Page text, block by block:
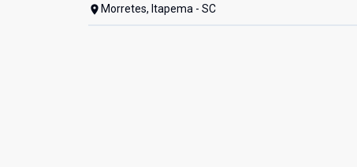
Morretes, Itapema - SC